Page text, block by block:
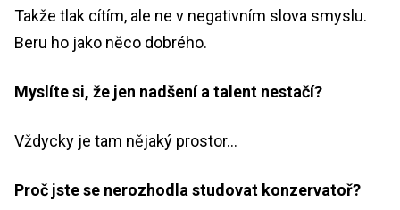
Takže tlak cítím, ale ne v negativním slova smyslu.
Beru ho jako něco dobrého.
Myslíte si, že jen nadšení a talent nestačí?
Vždycky je tam nějaký prostor…
Proč jste se nerozhodla studovat konzervatoř?